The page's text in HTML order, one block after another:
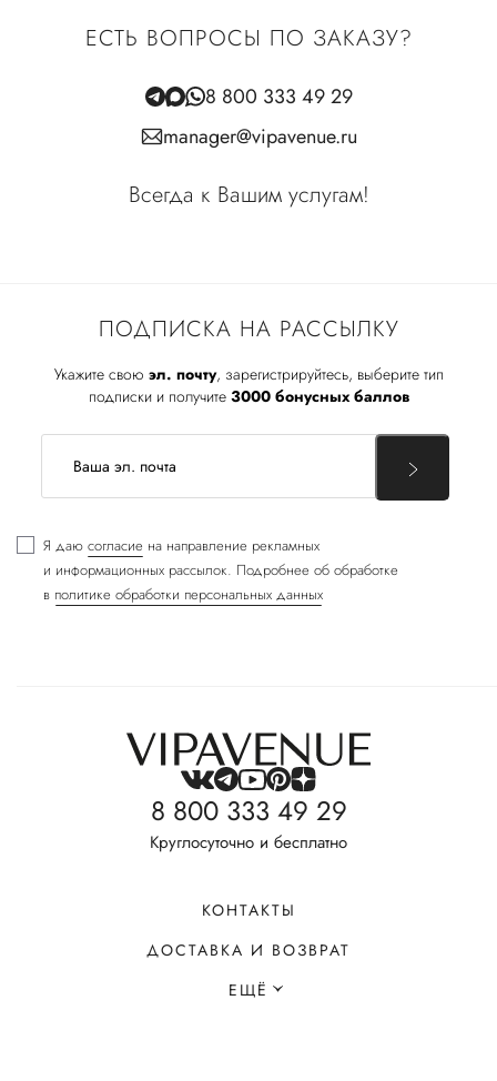
ПОДПИСКА НА РАССЫЛКУ
Укажите свою эл. почту, зарегистрируйтесь, выберите тип
подписки и получите 3000 бонусных баллов
Я даю согласие на направление рекламных
и информационных рассылок. Подробнее об обработке
в политике обработки персональных данных
ЕСТЬ ВОПРОСЫ ПО ЗАКАЗУ?
8 800 333 49 29
manager@vipavenue.ru
Всегда к Вашим услугам!
8 800 333 49 29
Круглосуточно и бесплатно
КОНТАКТЫ
ДОСТАВКА И ВОЗВРАТ
ЕЩЁ